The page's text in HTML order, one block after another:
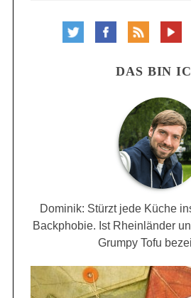
DAS BIN
Dominik: Stürzt jede Küche
Backphobie. Ist Rheinländer
Grumpy Tofu